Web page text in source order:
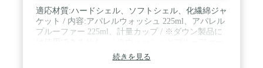
適応材質:ハードシェル、ソフトシェル、化繊綿ジャ
ケット / 内容:アパレルウォッシュ 225ml、アパレル
プルーファー 225ml、計量カップ / ※ダウン製品に
それぞれ75mlで、大人用の衣類2枚、子供用の衣類3
枚を洗うことができます。インサレーション入り衣
続きを見る